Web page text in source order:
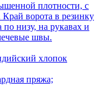
плотности, с
ворота в резинку
низу, на рукавах и
швы.
хлопок
пряжа;